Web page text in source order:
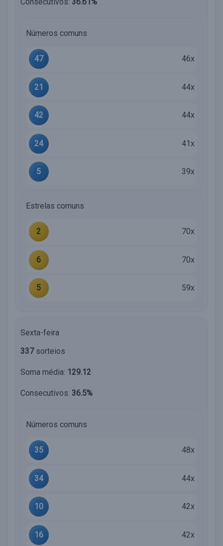
Números comuns
47 46x
21 44x
42 44x
24 41x
5 39x
Estrelas comuns
2 70x
6 70x
5 59x
Sexta-feira
337sorteios
Soma média: 129.12
Consecutivos: 36.5%
Números comuns
35 48x
34 44x
10 42x
16 42x